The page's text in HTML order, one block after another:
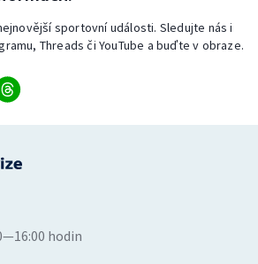
sportovní události. Sledujte nás i
Threads či YouTube a buďte v obraze.
hodin